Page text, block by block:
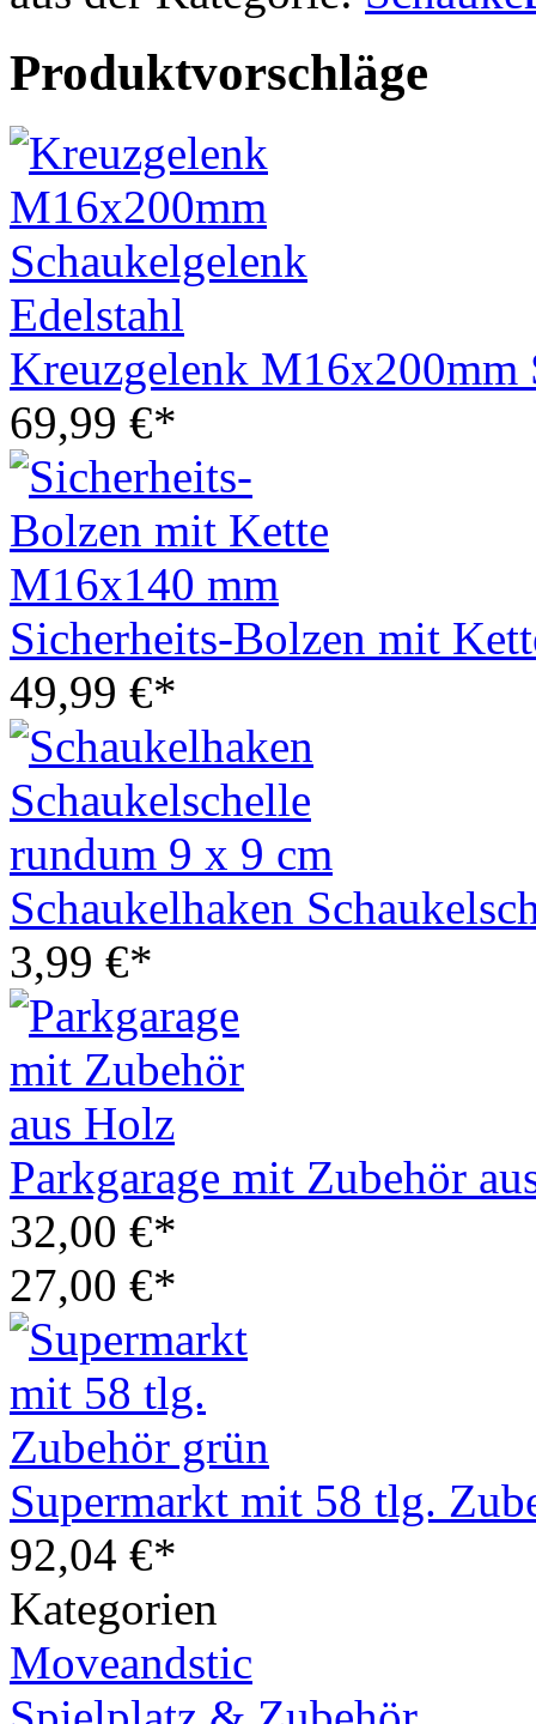
Produktvorschläge
Kreuzgelenk M16x200mm
69,99 €*
Sicherheits-Bolzen mit
49,99 €*
Schaukelhaken
3,99 €*
Parkgarage mit Zubehör
32,00 €*
27,00 €*
Supermarkt mit 58 tlg.
92,04 €*
Kategorien
Moveandstic